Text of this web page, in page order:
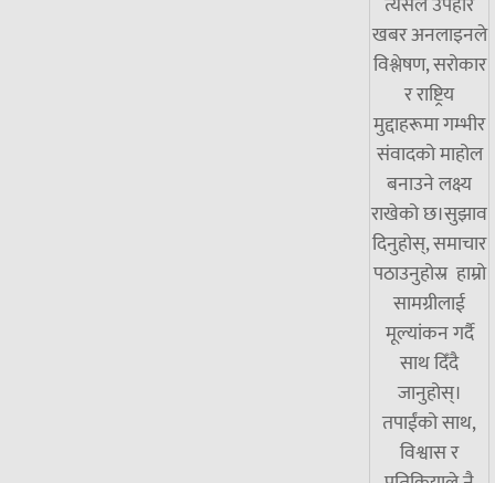
खबर अनलाइनले
विश्लेषण, सरोकार
र राष्ट्रिय
मुद्दाहरूमा गम्भीर
संवादको माहोल
बनाउने लक्ष्य
राखेको छ।सुझाव
दिनुहोस्, समाचार
पठाउनुहोस्र हाम्रो
सामग्रीलाई
मूल्यांकन गर्दै
साथ दिँदै
जानुहोस्।
तपाईंको साथ,
विश्वास र